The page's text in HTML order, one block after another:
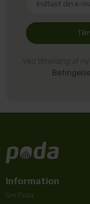
Ved tilmelding af
Information
Om Poda